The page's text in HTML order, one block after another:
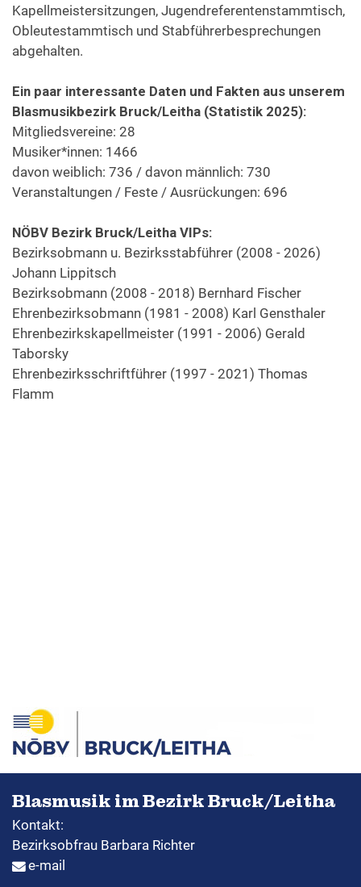
Kapellmeistersitzungen, Jugendreferentenstammtisch,
Obleutestammtisch und Stabführerbesprechungen
abgehalten.
Ein paar interessante Daten und Fakten aus unserem
Blasmusikbezirk Bruck/Leitha (Statistik 2025):
Mitgliedsvereine: 28
Musiker*innen: 1466
davon weiblich: 736 / davon männlich: 730
Veranstaltungen / Feste / Ausrückungen: 696
NÖBV Bezirk Bruck/Leitha VIPs:
Bezirksobmann u. Bezirksstabführer (2008 - 2026)
Johann Lippitsch
Bezirksobmann (2008 - 2018) Bernhard Fischer
Ehrenbezirksobmann (1981 - 2008) Karl Gensthaler
Ehrenbezirkskapellmeister (1991 - 2006) Gerald
Taborsky
Ehrenbezirksschriftführer (1997 - 2021) Thomas
Flamm
Blasmusik im Bezirk Bruck/Leitha
Kontakt:
Bezirksobfrau Barbara Richter
e-mail